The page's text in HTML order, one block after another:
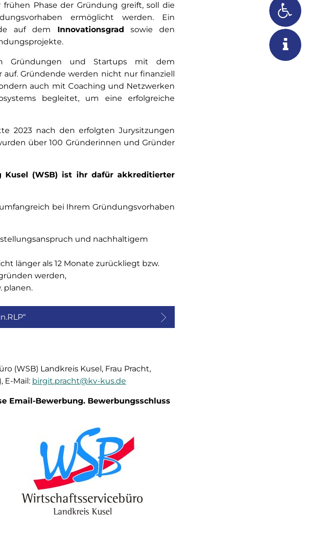
Phase der Gründung greift, soll die
ermöglicht werden. Ein
auf dem Inno­vationsgrad sowie den
Gründungen und Startups mit dem
Gründende werden nicht nur finanziell
auch mit Coaching und Netzwerken
begleitet, um eine erfolgreiche
2023 nach den erfolgten Jurysitzungen
über 100 Gründerinnen und Gründer
Kusel (WSB) ist ihr dafür akkreditierter
bei Ihrem Gründungsvorhaben
und nachhaltigem
länger als 12 Monate zurückliegt bzw.
werden,
planen.
(WSB) Landkreis Kusel, Frau Pracht,
E-Mail: birgit.pracht@kv-kus.de
Email-Bewerbung. Bewerbungsschluss